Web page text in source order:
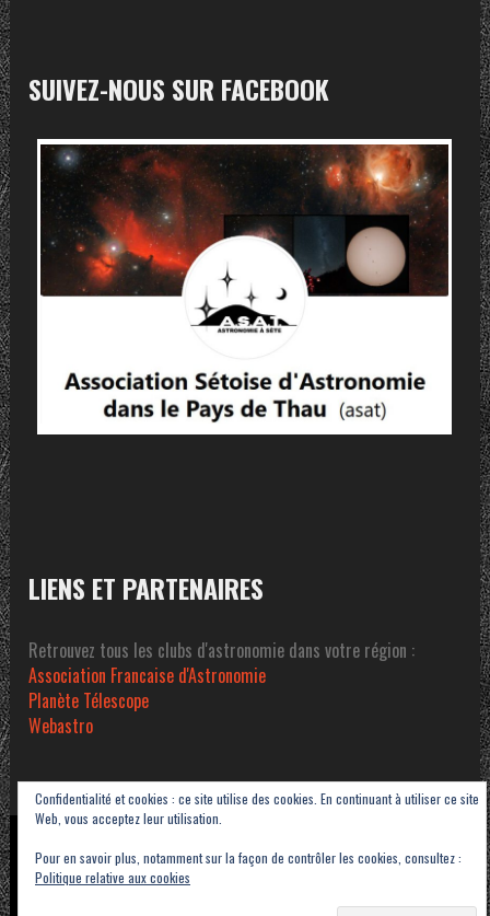
SUIVEZ-NOUS SUR FACEBOOK
LIENS ET PARTENAIRES
Retrouvez tous les clubs d'astronomie dans votre région :
Association Francaise d'Astronomie
Planète Télescope
Webastro
Copyright © 2023-2026 Association Sétoise d'Astronomie dans le Pays de Thau -
Confidentialité et cookies : ce site utilise des cookies. En continuant à utiliser ce site
Web, vous acceptez leur utilisation.
Pour en savoir plus, notamment sur la façon de contrôler les cookies, consultez :
Politique relative aux cookies